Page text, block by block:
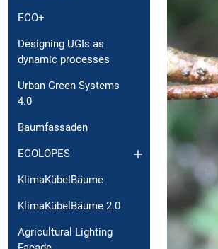
ECO+
Designing UGIs as
dynamic processes
Urban Green Systems
4.0
Baumfassaden
ECOLOPES
KlimaKübelBäume
KlimaKübelBäume 2.0
Agricultural Lighting